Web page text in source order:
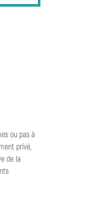
ou pas à
privé,
de la